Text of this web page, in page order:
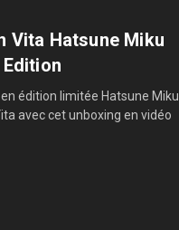
Vita Hatsune Miku
édition limitée Hatsune Miku
avec cet unboxing en vidéo